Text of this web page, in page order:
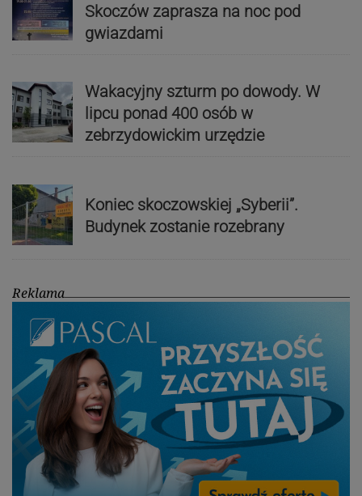
Skoczów zaprasza na noc pod
gwiazdami
Wakacyjny szturm po dowody. W
lipcu ponad 400 osób w
zebrzydowickim urzędzie
Koniec skoczowskiej „Syberii”.
Budynek zostanie rozebrany
Reklama